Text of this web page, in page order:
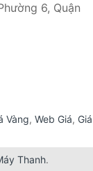
6, Quận
Vàng, Web Giá, Giá
Thanh.